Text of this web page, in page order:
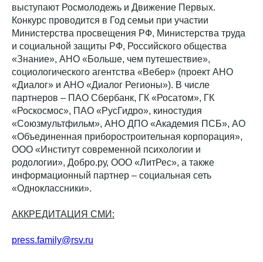
выступают Росмолодежь и Движение Первых.
Конкурс проводится в Год семьи при участии
Министерства просвещения РФ, Министерства труда
и социальной защиты РФ, Российского общества
«Знание», АНО «Больше, чем путешествие»,
социологического агентства «Вебер» (проект АНО
«Диалог» и АНО «Диалог Регионы»). В числе
партнеров – ПАО Сбербанк, ГК «Росатом», ГК
«Роскосмос», ПАО «РусГидро», киностудия
«Союзмультфильм», АНО ДПО «Академия ПСБ», АО
«Объединенная приборостроительная корпорация»,
ООО «Институт современной психологии и
родологии», Добро.ру, ООО «ЛитРес», а также
информационный партнер – социальная сеть
«Одноклассники».
АККРЕДИТАЦИЯ СМИ:
press.family@rsv.ru